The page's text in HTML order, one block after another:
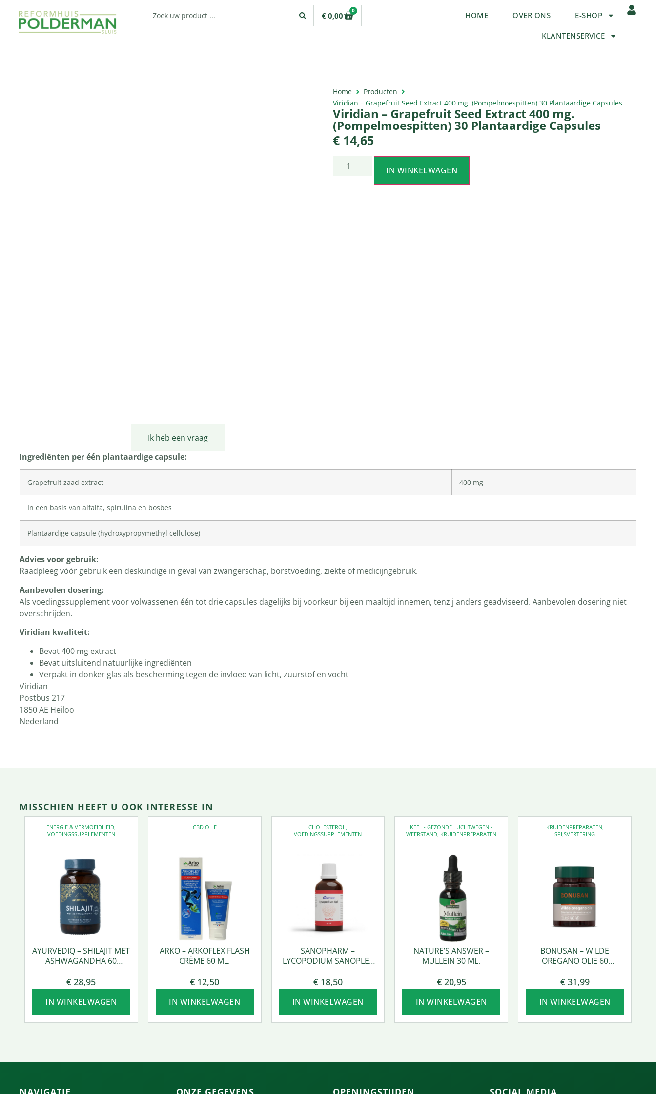
€ 0,00
0 HOME OVER ONS E-SHOP
KLANTENSERVICE
Home
Producten
Viridian – Grapefruit Seed Extract 400 mg. (Pompelmoespitten) 30 Plantaardige Capsules
Viridian – Grapefruit Seed Extract 400 mg.
(Pompelmoespitten) 30 Plantaardige Capsules
€ 14,65
IN WINKELWAGEN
Ik heb een vraag
Ingrediënten per één plantaardige capsule:
Grapefruit zaad extract 400 mg
In een basis van alfalfa, spirulina en bosbes
Plantaardige capsule (hydroxypropymethyl cellulose)
Advies voor gebruik:
Raadpleeg vóór gebruik een deskundige in geval van zwangerschap, borstvoeding, ziekte of medicijngebruik.
Aanbevolen dosering:
Als voedingssupplement voor volwassenen één tot drie capsules dagelijks bij voorkeur bij een maaltijd innemen, tenzij anders geadviseerd. Aanbevolen dosering niet
overschrijden.
Viridian kwaliteit:
Bevat 400 mg extract
Bevat uitsluitend natuurlijke ingrediënten
Verpakt in donker glas als bescherming tegen de invloed van licht, zuurstof en vocht
Viridian
Postbus 217
1850 AE Heiloo
Nederland
MISSCHIEN HEEFT U OOK INTERESSE IN
ENERGIE & VERMOEIDHEID
VOEDINGSSUPPLEMENTEN
AYURVEDIQ – SHILAJIT MET
ASHWAGANDHA 60
€ 28,95
IN WINKELWAGEN
CBD OLIE
ARKO – ARKOFLEX FLASH
CRÈME 60 ML.
€ 12,50
IN WINKELWAGEN
CHOLESTEROL
VOEDINGSSUPPLEMENTEN
SANOPHARM –
LYCOPODIUM SANOPLEX
€18,50
IN WINKELWAGEN
KEEL - GEZONDE LUCHTWEGEN -
WEERSTAND KRUIDENPREPARATEN
NATURE’S ANSWER –
MULLEIN 30 ML.
€20,95
IN WINKELWAGEN
KRUIDENPREPARATEN,
SPIJSVERTERING
BONUSAN – WILDE
OREGANO OLIE 60
€31,99
IN WINKELWAGEN
NAVIGATIE ONZE GEGEVENS OPENINGSTIJDEN SOCIAL MEDIA